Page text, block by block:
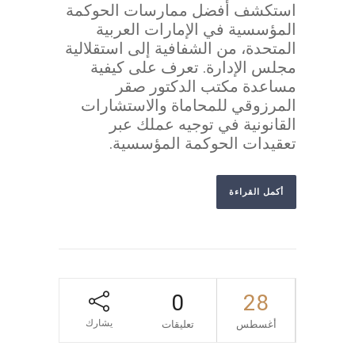
استكشف أفضل ممارسات الحوكمة
المؤسسية في الإمارات العربية
المتحدة، من الشفافية إلى استقلالية
مجلس الإدارة. تعرف على كيفية
مساعدة مكتب الدكتور صقر
المرزوقي للمحاماة والاستشارات
القانونية في توجيه عملك عبر
تعقيدات الحوكمة المؤسسية.
أكمل القراءة
28
أغسطس
0
تعليقات يشارك